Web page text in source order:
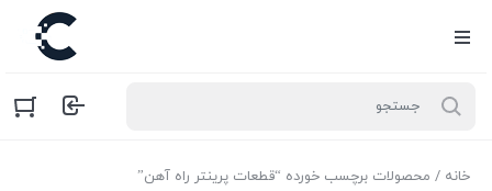
خانه / محصولات برچسب خورده “قطعات پرینتر راه آهن”